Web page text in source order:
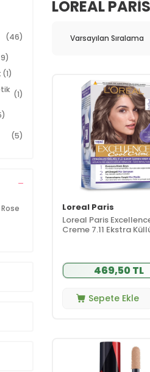
(46)
(1)
(1)
(5)
LOREAL PARIS
Loreal Paris
Loreal Paris
Creme 7.11 Ekstra
469,50 TL
Sepete Ekle